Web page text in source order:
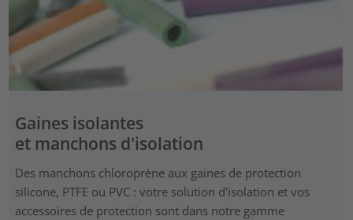
Gaines isolantes
et manchons d'isolation
Des manchons chloroprène aux gaines de protection
silicone, PTFE ou PVC : votre solution d'isolation et vos
accessoires de protection sont dans notre gamme